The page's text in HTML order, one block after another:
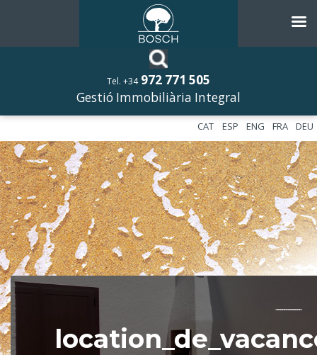
Tel. +34 972 771 505
Gestió Immobiliària Integral
DEU
FRA
ENG
ESP
CAT
––––––––––––